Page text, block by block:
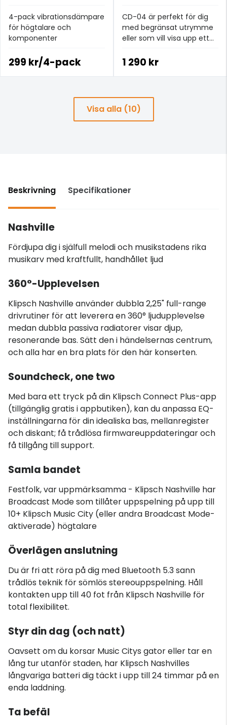
4-pack vibrationsdämpare
för högtalare och
komponenter
299 kr/4-pack
CD-04 är perfekt för dig
med begränsat utrymme
eller som vill visa upp ett
musiksamling.
1 290 kr
Visa alla (10)
Beskrivning Specifikationer
Nashville
Fördjupa dig i själfull melodi och musikstadens rika
musikarv med kraftfullt, handhållet ljud
360°-Upplevelsen
Klipsch Nashville använder dubbla 2,25" full-range
drivrutiner för att leverera en 360° ljudupplevelse
medan dubbla passiva radiatorer visar djup,
resonerande bas. Sätt den i händelsernas centrum,
och alla har en bra plats för den här konserten.
Soundcheck, one two
Med bara ett tryck på din Klipsch Connect Plus-app
(tillgänglig gratis i appbutiken), kan du anpassa EQ-
inställningarna för din idealiska bas, mellanregister
och diskant; få trådlösa firmwareuppdateringar och
få tillgång till support.
Samla bandet
Festfolk, var uppmärksamma - Klipsch Nashville har
Broadcast Mode som tillåter uppspelning på upp till
10+ Klipsch Music City (eller andra Broadcast Mode-
aktiverade) högtalare
Överlägen anslutning
Du är fri att röra på dig med Bluetooth 5.3 sann
trådlös teknik för sömlös stereouppspelning. Håll
kontakten upp till 40 fot från Klipsch Nashville för
total flexibilitet.
Styr din dag (och natt)
Oavsett om du korsar Music Citys gator eller tar en
lång tur utanför staden, har Klipsch Nashvilles
långvariga batteri dig täckt i upp till 24 timmar på en
enda laddning.
Ta befäl